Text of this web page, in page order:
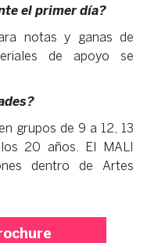
el primer día?
notas y ganas de
de apoyo se
grupos de 9 a 12, 13
20 años. El MALI
dentro de Artes